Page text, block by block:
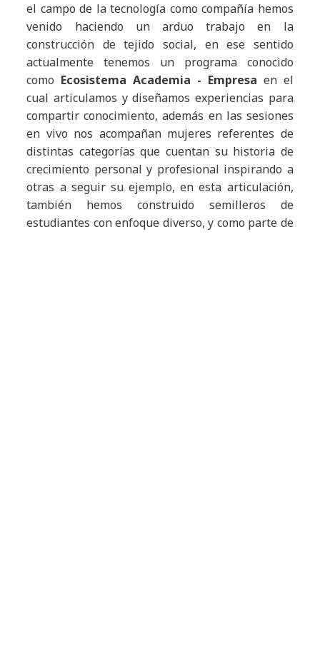
el campo de la tecnología como compañía hemos
venido haciendo un arduo trabajo en la
construcción de tejido social, en ese sentido
actualmente tenemos un programa conocido
como Ecosistema Academia - Empresa en el
cual articulamos y diseñamos experiencias para
compartir conocimiento, además en las sesiones
en vivo nos acompañan mujeres referentes de
distintas categorías que cuentan su historia de
crecimiento personal y profesional inspirando a
otras a seguir su ejemplo, en esta articulación,
también hemos construido semilleros de
estudiantes con enfoque diverso, y como parte de